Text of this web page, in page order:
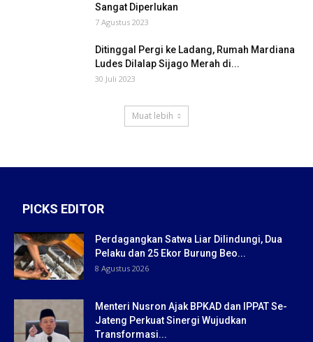
Sangat Diperlukan
7 Agustus 2023
Ditinggal Pergi ke Ladang, Rumah Mardiana
Ludes Dilalap Sijago Merah di...
30 Juli 2023
Muat lebih
PICKS EDITOR
Perdagangkan Satwa Liar Dilindungi, Dua
Pelaku dan 25 Ekor Burung Beo...
8 Agustus 2026
Menteri Nusron Ajak BPKAD dan IPPAT Se-
Jateng Perkuat Sinergi Wujudkan
Transformasi...